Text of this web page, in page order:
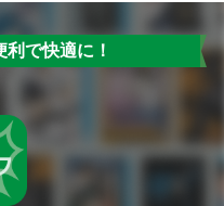
で快適に！